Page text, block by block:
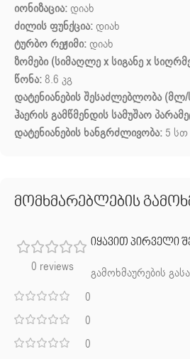
იონიზაცია: დიახ
ძილის ფუნქცია: დიახ
ტურბო რეჟიმი: დიახ
ზომები (სიმაღლე x სიგანე x
წონა:8.6 კგ
დატენიანების შესაძლებლობა
ჰაერის გამწმენდის სამუშაო
დატენიანების ხანგრძლივობა: 5 სთ
მომხმარებლების
0 reviews
0
0
0
იყავით პირველი
გამოხმაურების